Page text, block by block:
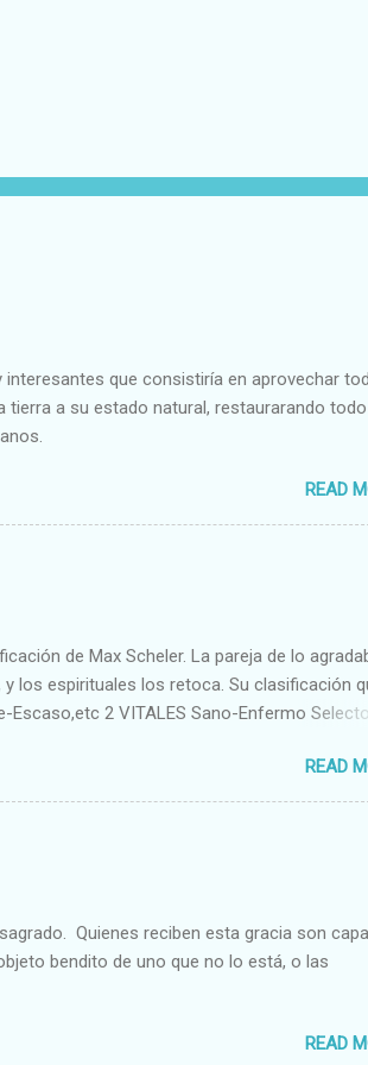
que consistiría en aprovechar
a su estado natural, restaurarando
READ
de Max Scheler. La pareja de lo
los espirituales los retoca. Su clasificación
Escaso,etc 2 VITALES Sano-Enfermo
malo Bondadoso-malvado Justo-Injusto
Bello-Feo Gracioso-Tosco Elegante-
READ
Quienes reciben esta gracia son
bendito de uno que no lo está, o las
READ